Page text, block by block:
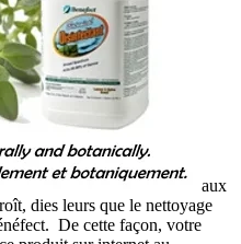
aux
dies leurs que le nettoyage
De cette façon, votre